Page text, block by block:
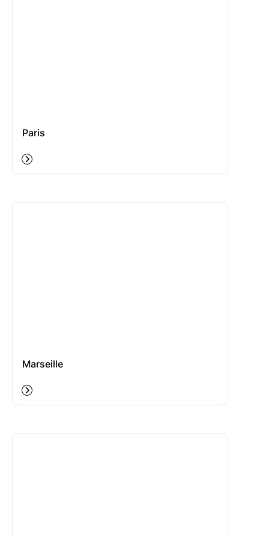
Paris
Marseille